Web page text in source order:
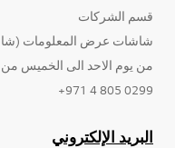
قسم الشركات
شاشات عرض المعلومات
من يوم الاحد الى الخميس من الساعه
0299 805 4 971+
البريد الإلكتروني